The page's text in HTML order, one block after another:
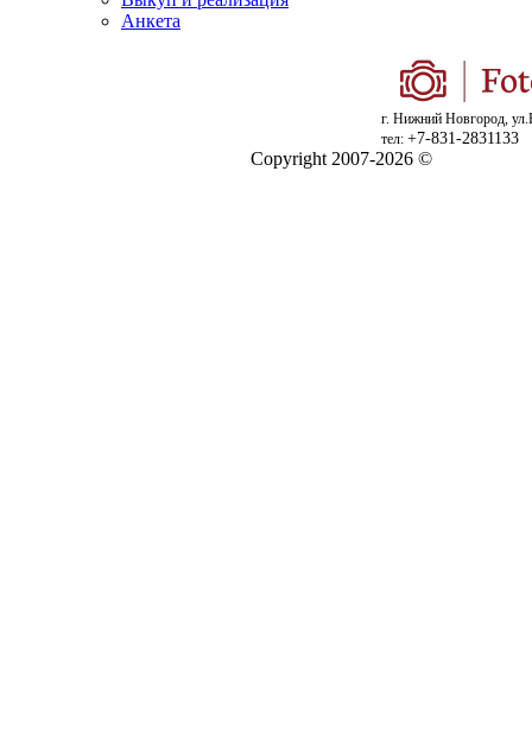
Анкета
г. Нижний Новгород,
тел: +7-831-2831133
Copyright 2007-2026 ©